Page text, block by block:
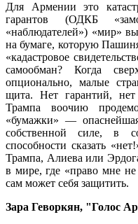
Для Армении это
гарантов (ОДКБ
«наблюдателей») «мир»
на бумаге, которую
«кадастровое
самообман? Когда
опционально, малые
щита. Нет гарантий,
Трампа воочию
«бумажки» —
собственной силе, в
способности сказать
Трампа, Алиева или
в мире, где «право мне
сам может себя защитить.
Зара Геворкян, "Голос